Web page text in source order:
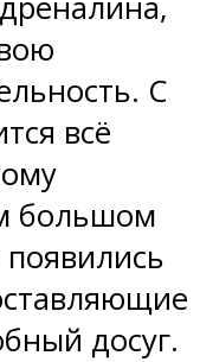
С
всё
большом
досуг.